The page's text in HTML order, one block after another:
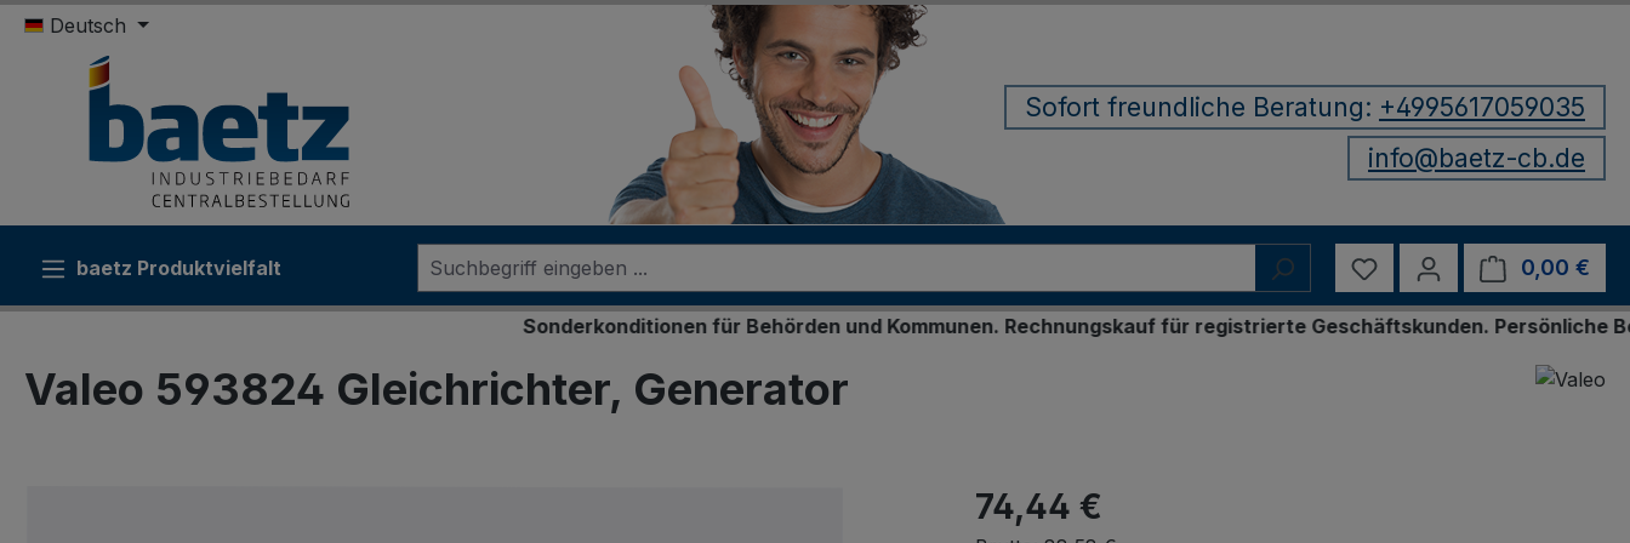
Hauptinhalt springen
Zur Suche springen
Zur Hauptnavigation springen
Deutsch
Sofort freundliche Beratung: +4995617059035
info@baetz-cb.de
baetz Produktvielfalt Du hast 0 Produkte auf
0,00 €
Sonderkonditionen für Behörden und Kommunen. Rechnungskauf für registrierte Geschäftskunden. Persönliche
Valeo 593824 Gleichrichter, Generator
74,44 €